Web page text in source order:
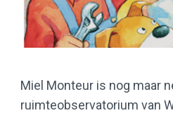
Miel Monteur is nog maar
ruimteobservatorium van